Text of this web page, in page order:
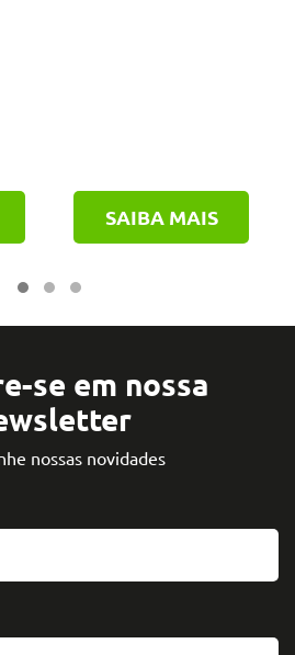
SAIBA MAIS
se em nossa
nossas novidades